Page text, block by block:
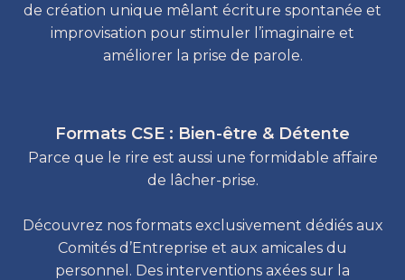
de création unique mêlant écriture spontanée et
improvisation pour stimuler l’imaginaire et
améliorer la prise de parole.
Formats CSE : Bien-être & Détente
Parce que le rire est aussi une formidable affaire
de lâcher-prise.
Découvrez nos formats exclusivement dédiés aux
Comités d’Entreprise et aux amicales du
personnel. Des interventions axées sur la